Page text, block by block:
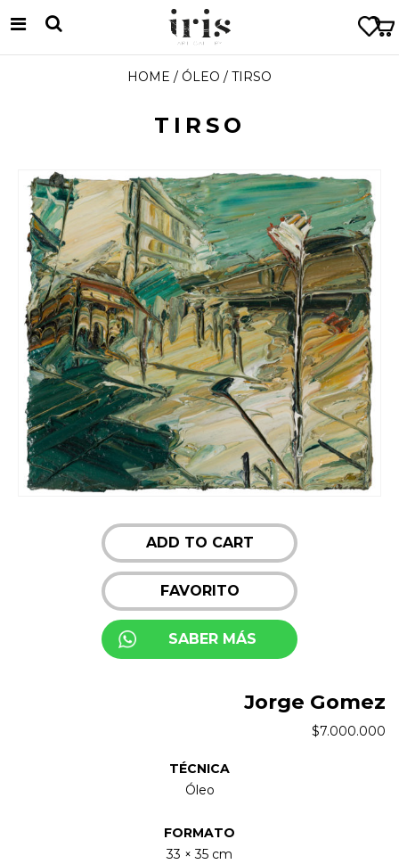
HOME / ÓLEO / TIRSO
TIRSO
ADD TO CART
FAVORITO
SABER MÁS
Jorge Gomez
$7.000.000
TÉCNICA
Óleo
FORMATO
33 × 35 cm